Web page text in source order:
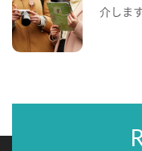
介します